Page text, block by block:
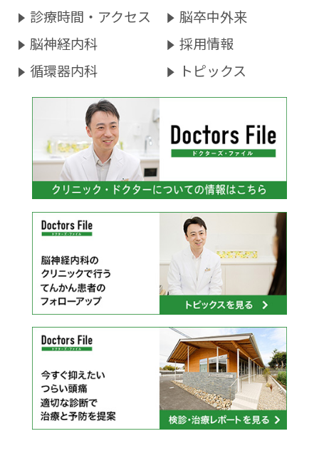
診療時間・アクセス
脳神経内科
循環器内科
脳卒中外来
採用情報
トピックス